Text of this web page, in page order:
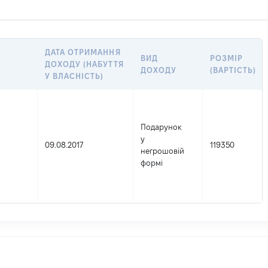
ДАТА ОТРИМАННЯ
ДОХОДУ (НАБУТТЯ
У ВЛАСНІСТЬ)
ВИД
ДОХОДУ
РОЗМІР
(ВАРТІСТЬ)
09.08.2017
Подарунок
у
негрошовій
формі
119350